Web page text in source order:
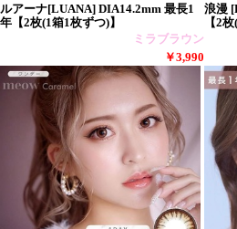
ルアーナ[LUANA] DIA14.2mm 最長1
年【2枚(1箱1枚ずつ)】
ミラブラウン
￥3,990
浪漫
【2